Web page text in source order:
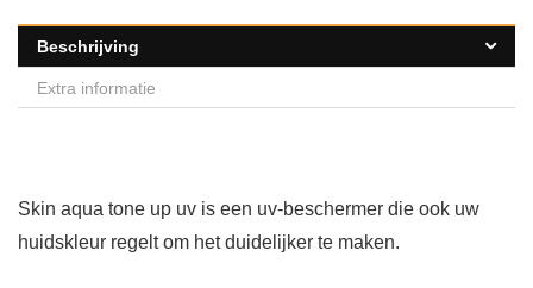
Beschrijving
Extra informatie
Skin aqua tone up uv is een uv-beschermer die ook uw
huidskleur regelt om het duidelijker te maken.